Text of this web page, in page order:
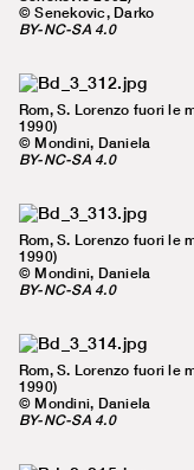
© Senekovic, Darko
BY-NC-SA 4.0
Rom, S. Lorenzo fuori le
1990)
© Mondini, Daniela
BY-NC-SA 4.0
Rom, S. Lorenzo fuori le
1990)
© Mondini, Daniela
BY-NC-SA 4.0
Rom, S. Lorenzo fuori le
1990)
© Mondini, Daniela
BY-NC-SA 4.0